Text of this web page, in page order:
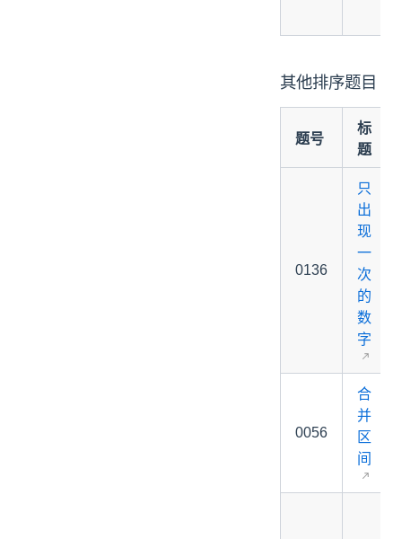
其他排序题目
题号
标
题
0136
只
出
现
一
次
的
数
字
0056
合
并
区
间